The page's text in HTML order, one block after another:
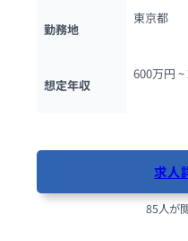
勤務地
東京都
想定年収
600万円 ~
求人
85人が